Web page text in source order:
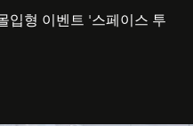
입형 이벤트 '스페이스 투